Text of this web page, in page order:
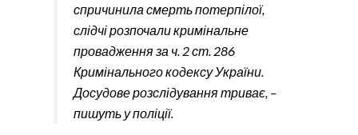
спричинила смерть потерпілої,
слідчі розпочали кримінальне
провадження за ч. 2 ст. 286
Кримінального кодексу України.
Досудове розслідування триває, –
пишуть у поліції.